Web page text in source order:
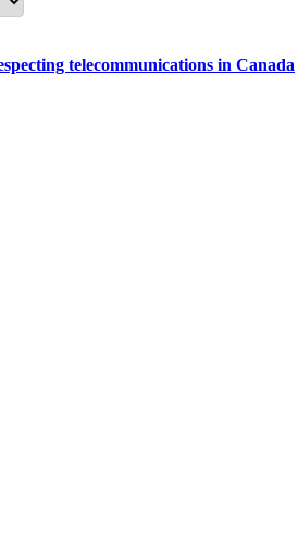
telecommunications in Canada